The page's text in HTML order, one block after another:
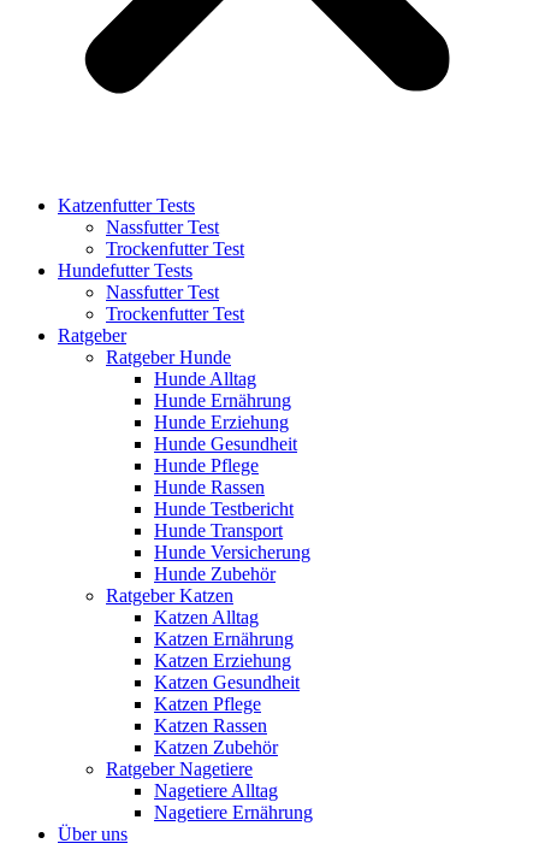
Katzenfutter Tests
Nassfutter Test
Trockenfutter Test
Hundefutter Tests
Nassfutter Test
Trockenfutter Test
Ratgeber
Ratgeber Hunde
Hunde Alltag
Hunde Ernährung
Hunde Erziehung
Hunde Gesundheit
Hunde Pflege
Hunde Rassen
Hunde Testbericht
Hunde Transport
Hunde Versicherung
Hunde Zubehör
Ratgeber Katzen
Katzen Alltag
Katzen Ernährung
Katzen Erziehung
Katzen Gesundheit
Katzen Pflege
Katzen Rassen
Katzen Zubehör
Ratgeber Nagetiere
Nagetiere Alltag
Nagetiere Ernährung
Über uns